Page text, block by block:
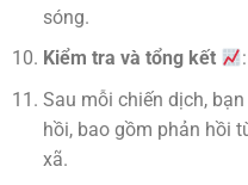
sóng.
Kiểm tra và tổng kết
:
Sau mỗi chiến dịch,
hồi, bao gồm phản hồi
xã.